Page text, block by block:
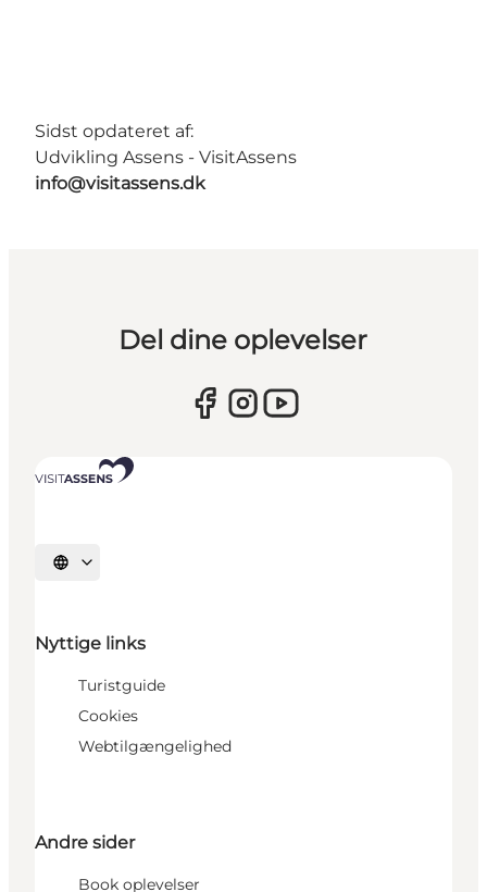
Sidst opdateret af:
Udvikling Assens - VisitAssens
info@visitassens.dk
Del dine oplevelser
Vælg sprog
Nyttige links
Turistguide
Cookies
Webtilgængelighed
Andre sider
Book oplevelser